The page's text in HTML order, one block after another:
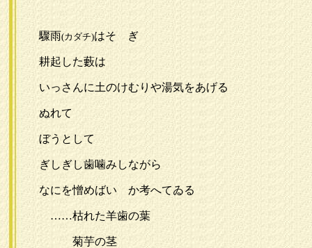
驟雨(カダチ)はそゝぎ
耕起した藪は
いっさんに土のけむりや湯気をあげる
ぬれて
ぼうとして
ぎしぎし歯噛みしながら
なにを憎めばいゝか考へてゐる
……枯れた羊歯の葉
菊芋の茎